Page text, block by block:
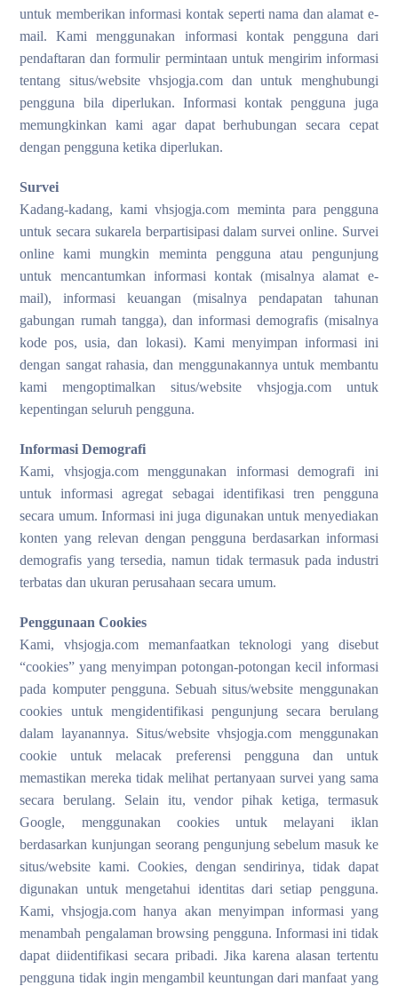
untuk memberikan informasi kontak seperti nama dan alamat e-
mail. Kami menggunakan informasi kontak pengguna dari
pendaftaran dan formulir permintaan untuk mengirim informasi
tentang situs/website vhsjogja.com dan untuk menghubungi
pengguna bila diperlukan. Informasi kontak pengguna juga
memungkinkan kami agar dapat berhubungan secara cepat
dengan pengguna ketika diperlukan.
Survei
Kadang-kadang, kami vhsjogja.com meminta para pengguna
untuk secara sukarela berpartisipasi dalam survei online. Survei
online kami mungkin meminta pengguna atau pengunjung
untuk mencantumkan informasi kontak (misalnya alamat e-
mail), informasi keuangan (misalnya pendapatan tahunan
gabungan rumah tangga), dan informasi demografis (misalnya
kode pos, usia, dan lokasi). Kami menyimpan informasi ini
dengan sangat rahasia, dan menggunakannya untuk membantu
kami mengoptimalkan situs/website vhsjogja.com untuk
kepentingan seluruh pengguna.
Informasi Demografi
Kami, vhsjogja.com menggunakan informasi demografi ini
untuk informasi agregat sebagai identifikasi tren pengguna
secara umum. Informasi ini juga digunakan untuk menyediakan
konten yang relevan dengan pengguna berdasarkan informasi
demografis yang tersedia, namun tidak termasuk pada industri
terbatas dan ukuran perusahaan secara umum.
Penggunaan Cookies
Kami, vhsjogja.com memanfaatkan teknologi yang disebut
“cookies” yang menyimpan potongan-potongan kecil informasi
pada komputer pengguna. Sebuah situs/website menggunakan
cookies untuk mengidentifikasi pengunjung secara berulang
dalam layanannya. Situs/website vhsjogja.com menggunakan
cookie untuk melacak preferensi pengguna dan untuk
memastikan mereka tidak melihat pertanyaan survei yang sama
secara berulang. Selain itu, vendor pihak ketiga, termasuk
Google, menggunakan cookies untuk melayani iklan
berdasarkan kunjungan seorang pengunjung sebelum masuk ke
situs/website kami. Cookies, dengan sendirinya, tidak dapat
digunakan untuk mengetahui identitas dari setiap pengguna.
Kami, vhsjogja.com hanya akan menyimpan informasi yang
menambah pengalaman browsing pengguna. Informasi ini tidak
dapat diidentifikasi secara pribadi. Jika karena alasan tertentu
pengguna tidak ingin mengambil keuntungan dari manfaat yang